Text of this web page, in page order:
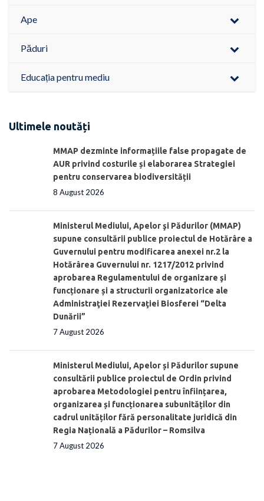
Ape
Păduri
Educația pentru mediu
Ultimele noutăți
MMAP dezminte informațiile false propagate de
AUR privind costurile și elaborarea Strategiei
pentru conservarea biodiversității
8 August 2026
Ministerul Mediului, Apelor şi Pădurilor (MMAP)
supune consultării publice proiectul de Hotărâre a
Guvernului pentru modificarea anexei nr.2 la
Hotărârea Guvernului nr. 1217/2012 privind
aprobarea Regulamentului de organizare şi
funcționare și a structurii organizatorice ale
Administraţiei Rezervaţiei Biosferei “Delta
Dunării”
7 August 2026
Ministerul Mediului, Apelor și Pădurilor supune
consultării publice proiectul de Ordin privind
aprobarea Metodologiei pentru înființarea,
organizarea și funcționarea subunităților din
cadrul unităților fără personalitate juridică din
Regia Națională a Pădurilor – Romsilva
7 August 2026